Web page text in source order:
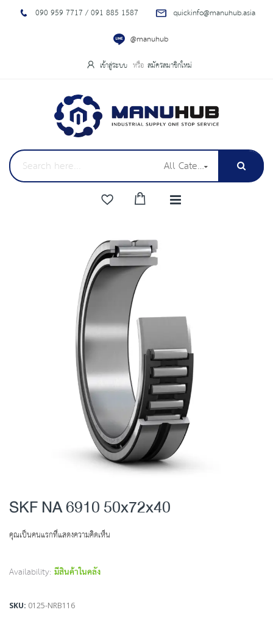
090 959 7717 / 091 885 1587
quickinfo@manuhub.asia
@manuhub
เข้าสู่ระบบ สมัครสมาชิกใหม่
All Categories
to
the
end
of
images
gallery
to
the
SKF NA 6910 50x72x40
คุณเป็นคนแรกที่แสดงความคิดเห็น
Availability: มีสินค้าในคลัง
SKU 0125-NRB116